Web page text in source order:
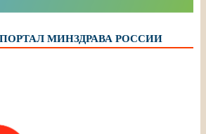
МИНЗДРАВА РОССИИ